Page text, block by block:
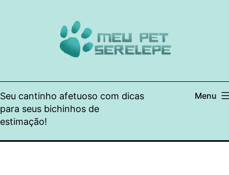
Seu cantinho afetuoso com dicas
para seus bichinhos de
estimação!
Menu